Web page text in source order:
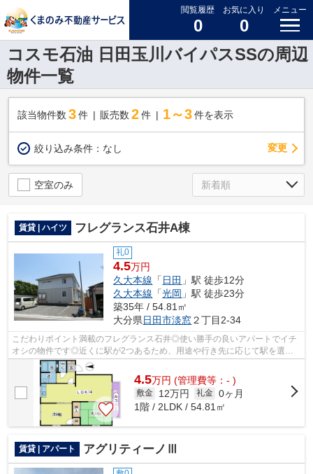
閲覧履歴
0
お気に入り
0
メニュー
コスモ石油 日田玉川バイパスSSの周辺
物件一覧
該当物件数 3件 販売数 2 件 1～3 件を表示
絞り込み条件： なし 変更
空室のみ
賃貸 | ハイツ フレグランス石井A棟
礼0
4.5万円
久大本線 「 日田 」駅 徒歩12分
久大本線 「光岡 」駅 徒歩23分
築35年 / 54.81㎡
大分県日田市淡窓２丁目2-34
こだわりポイント満載のフレグランス石井◎使い勝手の良いアパートでイチ
オシの物件です◎近くに駅が2つあるため、用途や行き先に応じて駅を選べ
る物件です◎歩いて12分ほどで駅にアクセ...
4.5万円 (管理費等：- )
敷金 12万円 礼金 0ヶ月
1階 / 2LDK / 54.81㎡
賃貸 | アパート アグリティーノⅢ